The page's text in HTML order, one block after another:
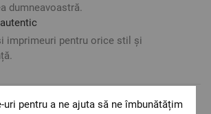
dumneavoastră.
imprimeuri pentru orice stil și
pentru a ne ajuta să ne îmbunătățim